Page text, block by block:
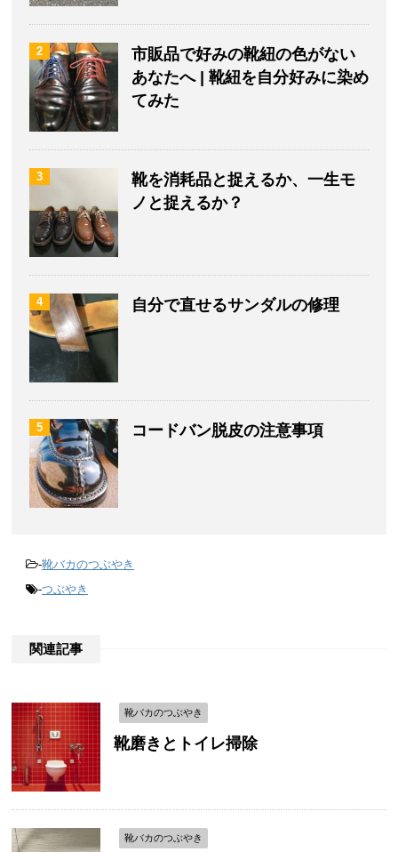
2
市販品で好みの靴紐の色がない
あなたへ | 靴紐を自分好みに染め
てみた
3
靴を消耗品と捉えるか、一生モ
ノと捉えるか？
4 自分で直せるサンダルの修理
5 コードバン脱皮の注意事項
-靴バカのつぶやき
-つぶやき
関連記事
靴バカのつぶやき
靴磨きとトイレ掃除
靴バカのつぶやき